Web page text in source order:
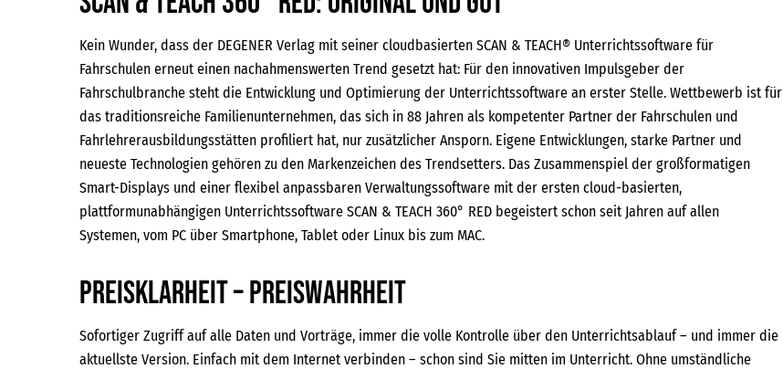
Kein Wunder, dass der DEGENER Verlag mit seiner cloudbasierten SCAN & TEACH® Unterrichtssoftware für
Fahrschulen erneut einen nachahmenswerten Trend gesetzt hat: Für den innovativen Impulsgeber der
Fahrschulbranche steht die Entwicklung und Optimierung der Unterrichtssoftware an erster Stelle. Wettbewerb ist für
das traditionsreiche Familienunternehmen, das sich in 88 Jahren als kompetenter Partner der Fahrschulen und
Fahrlehrerausbildungsstätten profiliert hat, nur zusätzlicher Ansporn. Eigene Entwicklungen, starke Partner und
neueste Technologien gehören zu den Markenzeichen des Trendsetters. Das Zusammenspiel der großformatigen
Smart-Displays und einer flexibel anpassbaren Verwaltungssoftware mit der ersten cloud-basierten,
plattformunabhängigen Unterrichtssoftware SCAN & TEACH 360° RED begeistert schon seit Jahren auf allen
Systemen, vom PC über Smartphone, Tablet oder Linux bis zum MAC.
Preisklarheit – Preiswahrheit
Sofortiger Zugriff auf alle Daten und Vorträge, immer die volle Kontrolle über den Unterrichtsablauf – und immer die
aktuellste Version. Einfach mit dem Internet verbinden – schon sind Sie mitten im Unterricht. Ohne umständliche